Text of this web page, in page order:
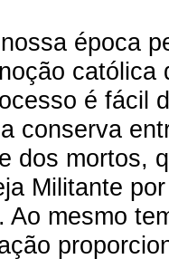
época
católica
é fácil
conserva
dos mortos,
Militante
Ao mesmo